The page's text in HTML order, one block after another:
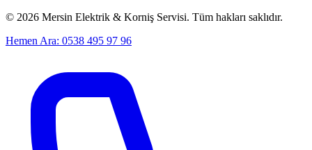
© 2026 Mersin Elektrik & Korniş Servisi. Tüm hakları saklıdır.
Hemen Ara: 0538 495 97 96